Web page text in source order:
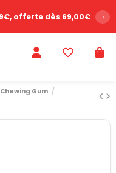
offerte dès 69,00€ ›
Chewing Gum